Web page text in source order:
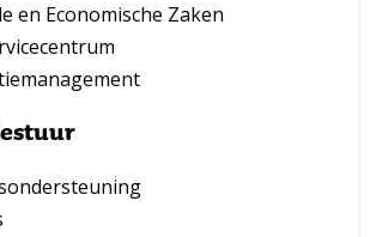
en Economische Zaken